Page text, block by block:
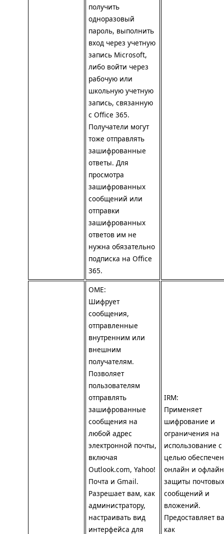
получить
одноразовый
пароль, выполнить
вход через учетную
запись Microsoft,
либо войти через
рабочую или
школьную учетную
запись, связанную
с Office 365.
Получатели могут
тоже отправлять
зашифрованные
ответы. Для
просмотра
зашифрованных
сообщений или
отправки
зашифрованных
ответов им не
нужна обязательно
подписка на Office
365.
OME:
Шифрует
сообщения,
отправленные
внутренним или
внешним
получателям.
Позволяет
пользователям
отправлять
зашифрованные
сообщения на
любой адрес
электронной почты,
включая
Outlook.com, Yahoo!
Почта и Gmail.
Разрешает вам, как
администратору,
настраивать вид
интерфейса для
IRM:
Применяет
шифрование и
ограничения на
использование с
целью
онлайн и офлайн
защиты почтовых
сообщений и
вложений.
Предоставляет
как